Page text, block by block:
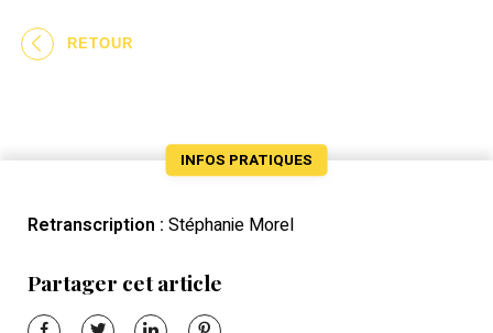
RETOUR
INFOS PRATIQUES
Retranscription : Stéphanie Morel
Partager cet article